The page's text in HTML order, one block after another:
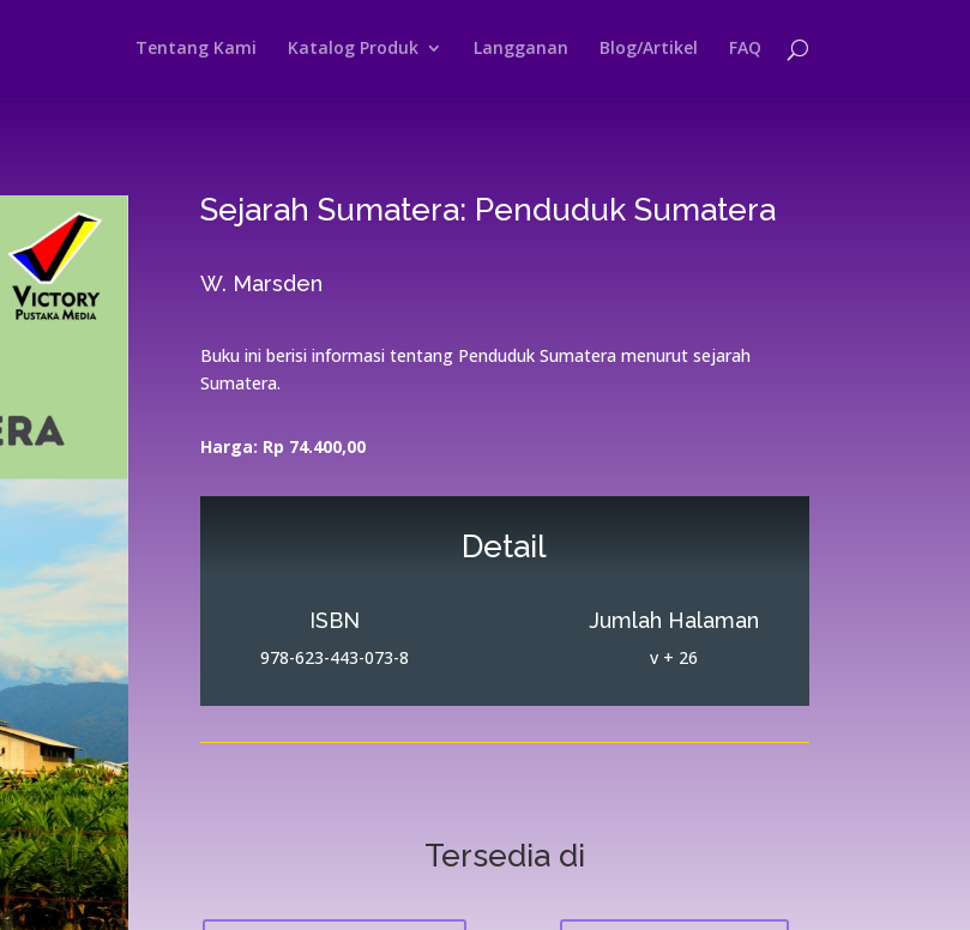
Tentang Kami Katalog Produk Langganan Blog/Artikel FAQ
Sejarah Sumatera: Penduduk Sumatera
W. Marsden
Buku ini berisi informasi tentang Penduduk Sumatera menurut sejarah
Sumatera.
Harga: Rp 74.400,00
Detail
ISBN
978-623-443-073-8
Jumlah Halaman
v + 26
Tersedia di